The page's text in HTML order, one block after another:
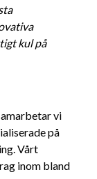
kul på
vi
på
Vårt
inom bland